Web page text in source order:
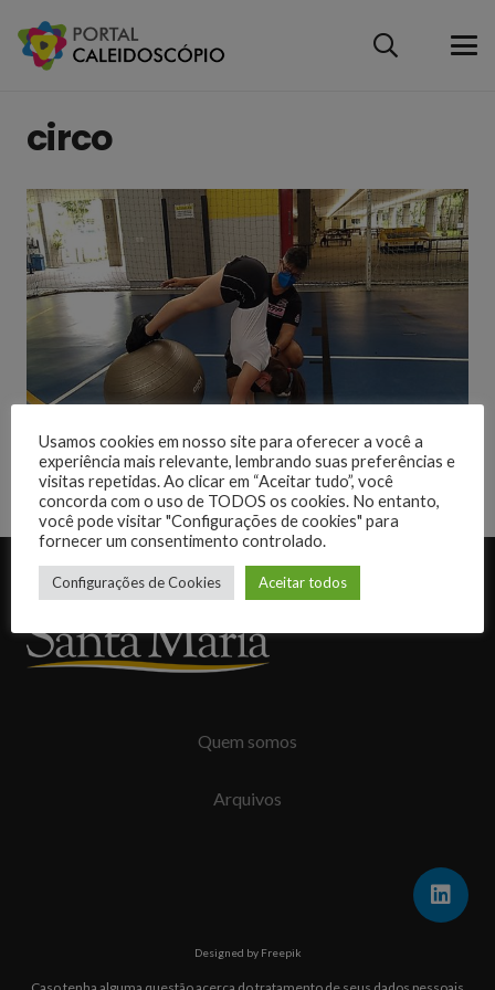
circo
Ginástica Acrobática
4 anos atrás
Desenvolvido por:
Quem somos
Arquivos
Designed by Freepik
Usamos cookies em nosso site para oferecer a você a
experiência mais relevante, lembrando suas preferências e
visitas repetidas. Ao clicar em “Aceitar tudo”, você
concorda com o uso de TODOS os cookies. No entanto,
você pode visitar "Configurações de cookies" para
fornecer um consentimento controlado.
Configurações de Cookies Aceitar todos